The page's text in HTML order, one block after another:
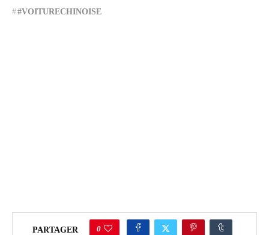
#VOITURECHINOISE
PARTAGER 0